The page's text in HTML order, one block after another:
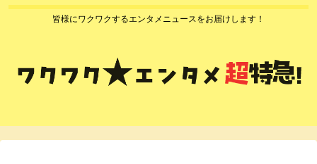
皆様にワクワクするエンタメニュースをお届けします！